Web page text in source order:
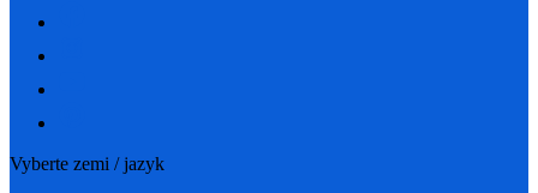
Vyberte zemi / jazyk